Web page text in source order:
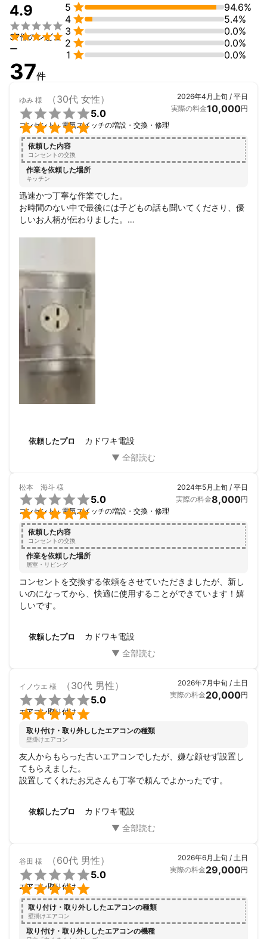
4.9


37件のレビュ
ー
5 
94.6%
4 
5.4%
3 
0.0%
2 
0.0%
1  0.0%
37件
ゆみ 様 （30代 女性）


5.0
コンセント・電気スイッチの増設・交換・修理
2026年4月上旬 / 平日
実際の料金10,000円
依頼した内容
コンセントの交換
作業を依頼した場所
キッチン
迅速かつ丁寧な作業でした。
お時間のない中で最後には子どもの話も聞いてくださり、優
しいお人柄が伝わりました。
依頼したプロ カドワキ電設
松本 海斗 様


5.0
コンセント・電気スイッチの増設・交換・修理
2024年5月上旬 / 平日
実際の料金8,000円
依頼した内容
コンセントの交換
作業を依頼した場所
居室・リビング
コンセントを交換する依頼をさせていただきましたが、新し
いのになってから、快適に使用することができています！嬉
しいです。
依頼したプロ カドワキ電設
イノウエ 様 （30代 男性）


5.0
エアコン取り付け
2026年7月中旬 / 土日
実際の料金20,000円
取り付け・取り外ししたエアコンの種類
壁掛けエアコン
友人からもらった古いエアコンでしたが、嫌な顔せず設置し
てもらえました。
設置してくれたお兄さんも丁寧で頼んでよかったです。
依頼したプロ カドワキ電設
谷田 様 （60代 男性）


5.0
エアコン取り付け
2026年6月上旬 / 土日
実際の料金29,000円
取り付け・取り外ししたエアコンの種類
壁掛けエアコン
取り付け・取り外ししたエアコンの機種